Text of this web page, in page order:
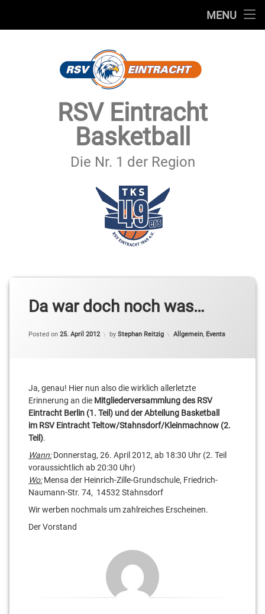
MENU
SECHSTER MANN
IMPRESSUM & DATENSCHUTZ
RSV Eintracht
Basketball
Die Nr. 1 der Region
Da war doch noch was…
Posted on 25. April 2012 by Stephan Reitzig Categories:
Allgemein, Events
Ja, genau! Hier nun also die wirklich allerletzte
Erinnerung an die Mitgliederversammlung des RSV
Eintracht Berlin (1. Teil) und der Abteilung Basketball
im RSV Eintracht Teltow/Stahnsdorf/Kleinmachnow (2.
Teil).
Wann:Donnerstag, 26. April 2012, ab 18:30 Uhr (2. Teil
voraussichtlich ab 20:30 Uhr)
Wo:Mensa der Heinrich-Zille-Grundschule, Friedrich-
Naumann-Str. 74, 14532 Stahnsdorf
Wir werben nochmals um zahlreiches Erscheinen.
Der Vorstand